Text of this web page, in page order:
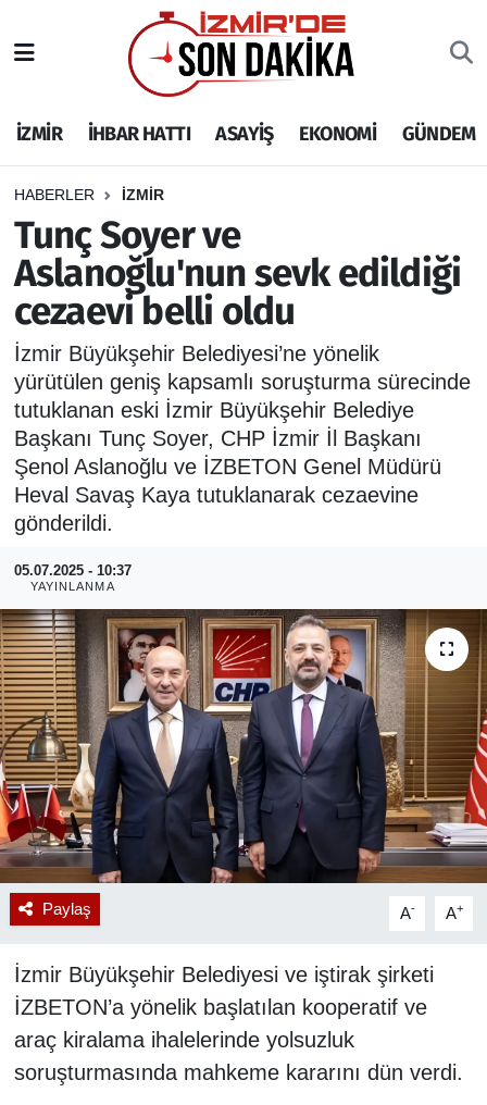
İZMİR İHBAR HATTI ASAYİŞ EKONOMİ GÜNDEM
HABERLER İZMİR
Tunç Soyer ve
Aslanoğlu'nun sevk edildiği
cezaevi belli oldu
İzmir Büyükşehir Belediyesi’ne yönelik
yürütülen geniş kapsamlı soruşturma sürecinde
tutuklanan eski İzmir Büyükşehir Belediye
Başkanı Tunç Soyer, CHP İzmir İl Başkanı
Şenol Aslanoğlu ve İZBETON Genel Müdürü
Heval Savaş Kaya tutuklanarak cezaevine
gönderildi.
05.07.2025 - 10:37
YAYINLANMA
Paylaş A- A+
İzmir Büyükşehir Belediyesi ve iştirak şirketi
İZBETON’a yönelik başlatılan kooperatif ve
araç kiralama ihalelerinde yolsuzluk
soruşturmasında mahkeme kararını dün verdi.
İHBAR HATTI
DEPREM
GENEL
EKONOMİ
SİYASET
SPOR
ASAYİŞ
RESMİ REKLAM
İzmir Nöbetçi Eczaneler
İzmir Hava Durumu
İzmir Namaz Vakitleri
İzmir Trafik Yoğunluk Haritası
Puan Durumu ve Fikstür
Tüm Manşetler
Son Dakika Haberleri
Haber Arşivi